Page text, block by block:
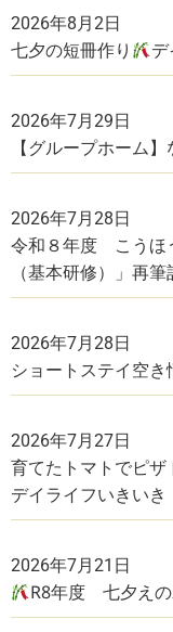
2026年8月2日
七夕の短冊作り
2026年7月29日
【グループホーム
2026年7月28日
令和８年度 こうほ
（基本研修）」再
2026年7月28日
ショートステイ空
2026年7月27日
育てたトマトでピザ
デイライフいきいき
2026年7月21日
R8年度 七夕えの